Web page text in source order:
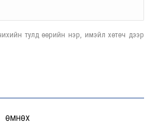
тулд өөрийн нэр, имэйл хөтөч дээр
ӨМНӨХ